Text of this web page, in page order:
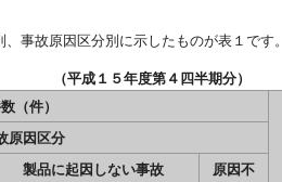
事故原因区分別に示したものが表１です。
成１５年度第４四半期分）
（件）
原因区分
製品に起因しない事故
原因不